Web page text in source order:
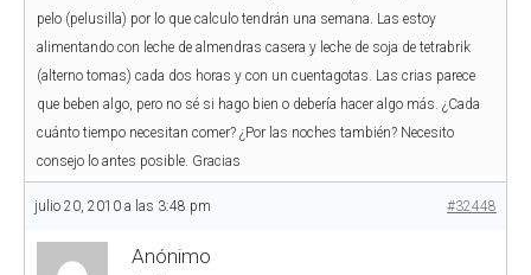
pelo (pelusilla) por lo que calculo tendrán una semana. Las estoy
alimentando con leche de almendras casera y leche de soja de tetrabrik
(alterno tomas) cada dos horas y con un cuentagotas. Las crias parece
que beben algo, pero no sé si hago bien o debería hacer algo más. ¿Cada
cuánto tiempo necesitan comer? ¿Por las noches también? Necesito
consejo lo antes posible. Gracias
julio 20, 2010 a las 3:48 pm #32448
Anónimo